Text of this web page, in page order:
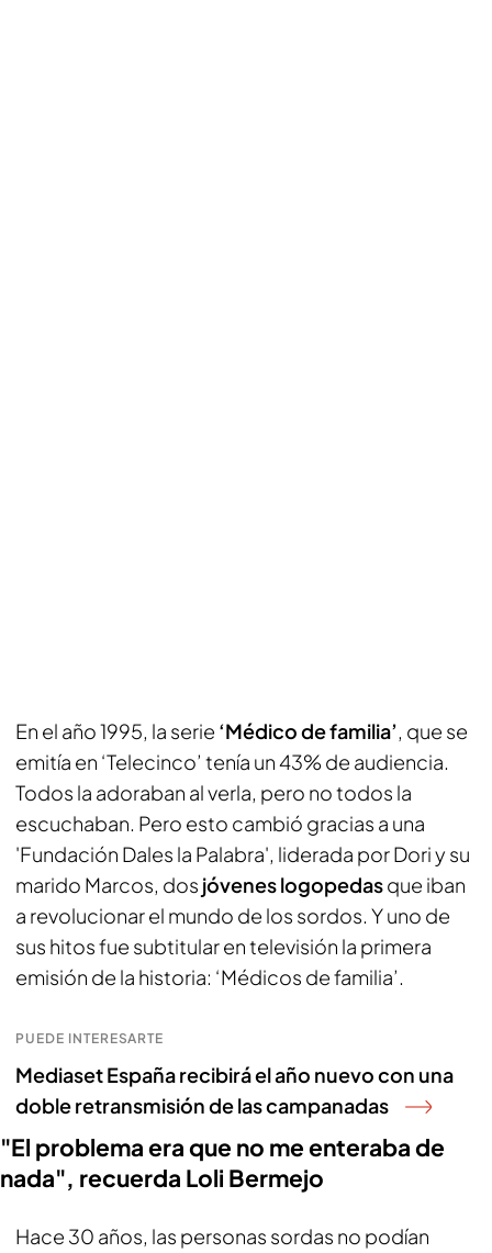
En el año 1995, la serie ‘Médico de familia’, que se
emitía en ‘Telecinco’ tenía un 43% de audiencia.
Todos la adoraban al verla, pero no todos la
escuchaban. Pero esto cambió gracias a una
'Fundación Dales la Palabra', liderada por Dori y su
marido Marcos, dos jóvenes logopedasque iban
a revolucionar el mundo de los sordos. Y uno de
sus hitos fue subtitular en televisión la primera
emisión de la historia: ‘Médicos de familia’.
PUEDE INTERESARTE
Mediaset España recibirá el año nuevo con una
doble retransmisión de las campanadas
"El problema era que no me enteraba de
nada", recuerda Loli Bermejo
Hace 30 años, las personas sordas no podían